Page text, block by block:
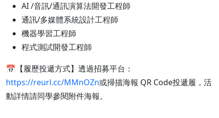
AI /音訊/通訊演算法開發工程師
通訊/多媒體系統設計工程師
機器學習工程師
程式測試開發工程師
📅【履歷投遞方式】透過招募平台：
https://reurl.cc/MMnOZn或掃描海報 QR Code投遞履，活
動詳情請同學參閱附件海報。